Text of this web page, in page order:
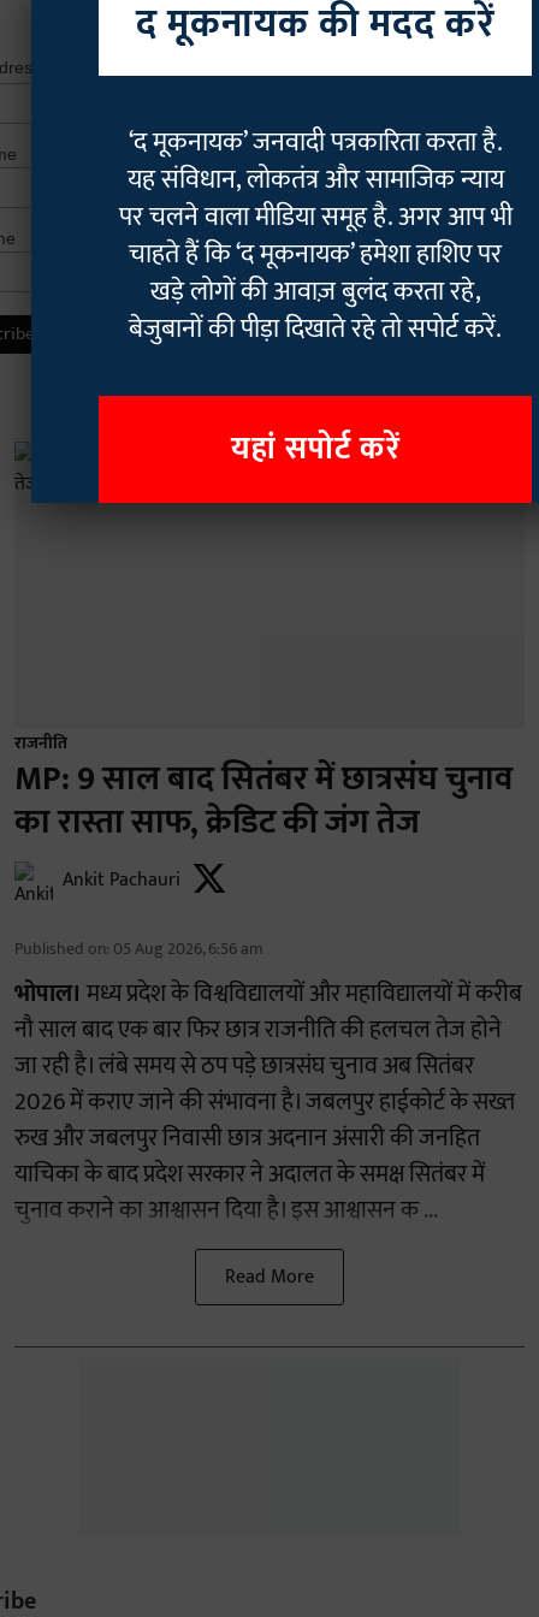
indicates
राजनीति
MP: 9 साल बाद सितंबर में छात्रसंघ चुनाव
का रास्ता साफ, क्रेडिट की जंग तेज
Ankit Pachauri
Published on: 05 Aug 2026, 6:56 am
भोपाल। मध्य प्रदेश के विश्वविद्यालयों और महाविद्यालयों में करीब
नौ साल बाद एक बार फिर छात्र राजनीति की हलचल तेज होने
जा रही है। लंबे समय से ठप पड़े छात्रसंघ चुनाव अब सितंबर
2026 में कराए जाने की संभावना है। जबलपुर हाईकोर्ट के सख्त
रुख और जबलपुर निवासी छात्र अदनान अंसारी की जनहित
याचिका के बाद प्रदेश सरकार ने अदालत के समक्ष सितंबर में
चुनाव कराने का आश्वासन दिया है। इस आश्वासन क ...
Read More
द मूकनायक की मदद करें
‘द मूकनायक’ जनवादी पत्रकारिता करता है.
यह संविधान, लोकतंत्र और सामाजिक न्याय
पर चलने वाला मीडिया समूह है. अगर आप भी
चाहते हैं कि ‘द मूकनायक’ हमेशा हाशिए पर
खड़े लोगों की आवाज़ बुलंद करता रहे,
बेजुबानों की पीड़ा दिखाते रहे तो सपोर्ट करें.
यहां सपोर्ट करें